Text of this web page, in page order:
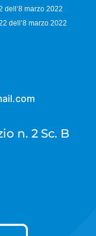
dell’8 marzo 2022
dell’8 marzo 2022
n. 2 Sc. B